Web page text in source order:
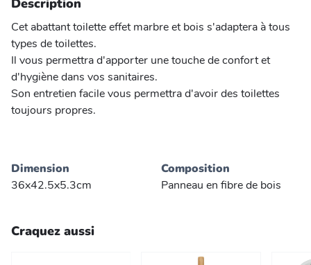
Description
Cet abattant toilette effet marbre et bois s'adaptera à tous
types de toilettes.
Il vous permettra d'apporter une touche de confort et
d'hygiène dans vos sanitaires.
Son entretien facile vous permettra d'avoir des toilettes
toujours propres.
Dimension
36x42.5x5.3cm
Composition
Panneau en fibre de bois
Craquez aussi